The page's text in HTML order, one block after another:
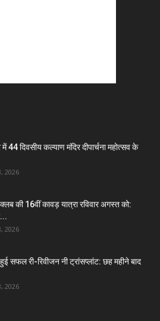
44 दिवसीय कल्याण मंदिर दीपार्चना महोत्सव के
2026
की 16वीं कावड़ यात्रा रविवार अगस्त को:
2026
सफल री-रिवीजन नी ट्रांसप्लांट: छह महीने बाद
2026